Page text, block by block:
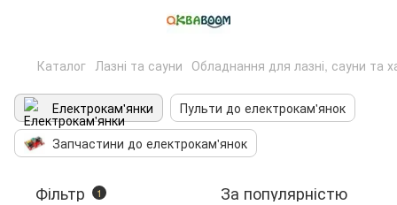
Каталог Лазні та сауни Обладнання для лазні, сауни та
Електрокам'янки
Пульти до електрокам'янок
Запчастини до електрокам'янок
Фільтр 1 За популярністю